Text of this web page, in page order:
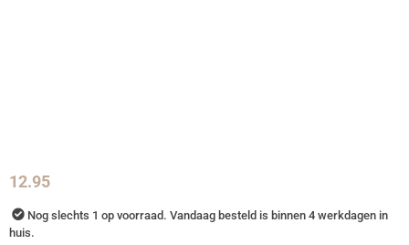
12.95
Nog slechts 1 op voorraad. Vandaag besteld is binnen 4 werkdagen in
huis.